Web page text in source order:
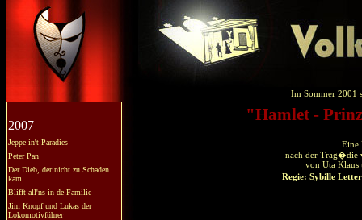
2007
Jeppe in't Paradies
Peter Pan
Der Dieb, der nicht zu Schaden
kam
Blifft all'ns in de Familie
Jim Knopf und Lukas der
Lokomotivführer
Im Sommer 2001
"Hamlet -
Eine
nach der Trag�die
von Uta Klaus
Regie: Sybille